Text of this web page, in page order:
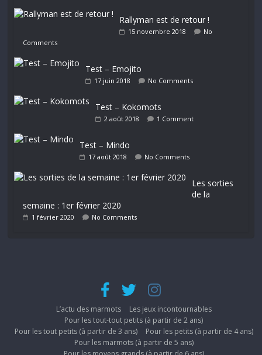
Rallyman est de retour !
15 novembre 2018
No
Comments
Test – Emojito
17 juin 2018 No Comments
Test – Kokomots
2 août 2018 1 Comment
Test – Mindo
17 août 2018 No Comments
Les sorties
de la
semaine : 1er février 2020
1 février 2020 No Comments
L’actu des marmots
Les jeux incontournables
Pour les tout-tout petits (à partir de 2 ans)
Pour les tout petits (à partir de 3 ans)
Pour les petits (à partir de 4 ans)
Pour les marmots (à partir de 5 ans)